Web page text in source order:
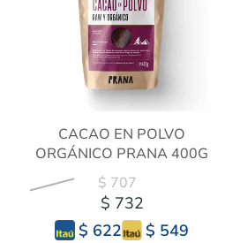
CACAO EN POLVO
ORGÁNICO PRANA 400G
$ 707
$ 732
$ 622
$ 549